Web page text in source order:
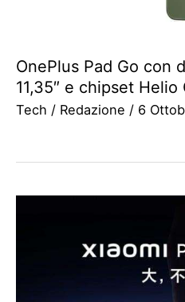
OnePlus Pad Go con
11,35″ e chipset Helio
Tech / Redazione / 6